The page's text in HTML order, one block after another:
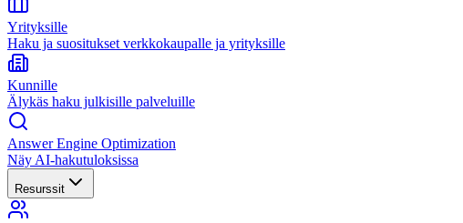
Yrityksille
Haku ja suositukset verkkokaupalle ja yrityksille
Kunnille
Älykäs haku julkisille palveluille
Answer Engine Optimization
Näy AI-hakutuloksissa
Resurssit